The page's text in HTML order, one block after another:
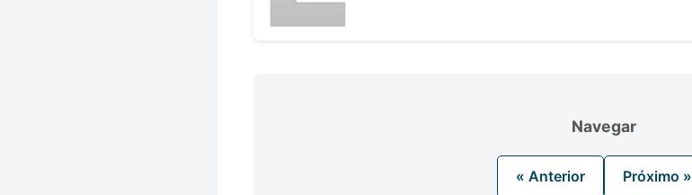
Navegar
« Anterior Próximo »